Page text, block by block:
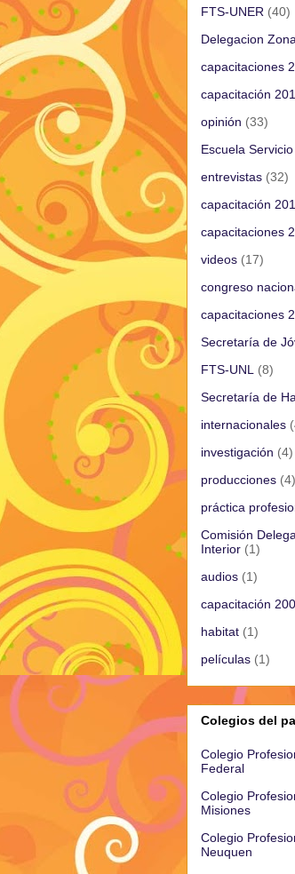
FTS-UNER (40)
Delegacion
capacitaciones
capacitación
opinión (33)
Escuela
entrevistas (32)
capacitación
capacitaciones
videos (17)
congreso
capacitaciones
Secretaría de
FTS-UNL
(8)
Secretaría de
internacionales
investigación (4)
producciones (4)
práctica
Comisión
Interior (1)
audios (1)
capacitación
habitat (1)
películas (1)
Colegios del
Colegio
Federal
Colegio
Misiones
Colegio
Neuquen